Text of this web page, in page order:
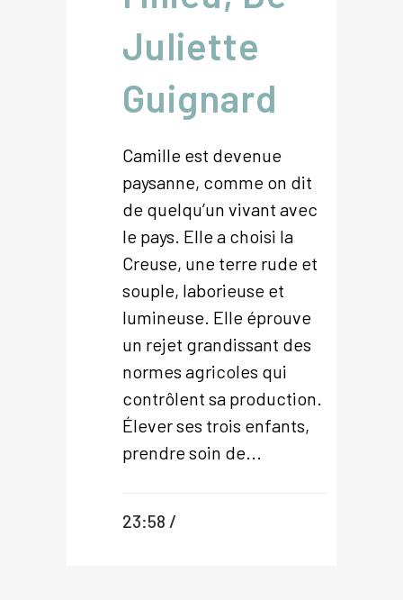
Juliette
Guignard
Camille est devenue
paysanne, comme on dit
de quelqu’un vivant avec
le pays. Elle a choisi la
Creuse, une terre rude et
souple, laborieuse et
lumineuse. Elle éprouve
un rejet grandissant des
normes agricoles qui
contrôlent sa production.
Élever ses trois enfants,
prendre soin de...
23:58 /